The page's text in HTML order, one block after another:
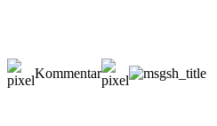
Kommentar